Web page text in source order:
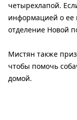
четырехлапой.
информацией о ее
отделение Новой
Мистян также
чтобы помочь
домой.